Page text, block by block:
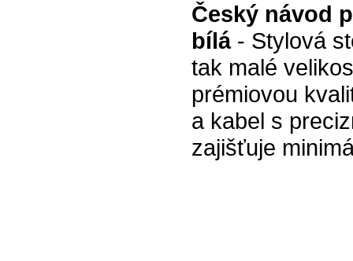
Český návod
bílá- Stylová
tak malé
prémiovou
a kabel s
zajišťuje